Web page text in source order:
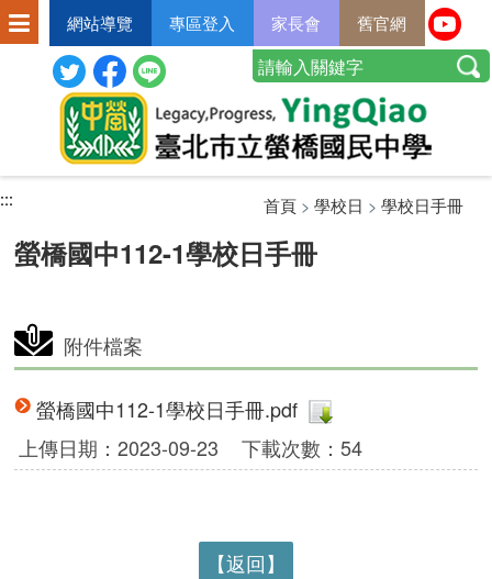
網站導覽 專區登入 家長會 舊官網
:::
:::
螢橋國中112-1學校日手冊
首頁> 學校日 > 學校日手冊
附件檔案
螢橋國中112-1學校日手冊.pdf
上傳日期：2023-09-23
下載次數：54
【返回】